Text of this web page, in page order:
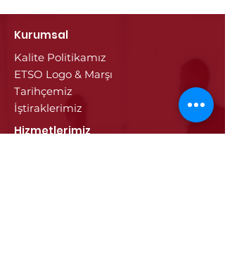
Kurumsal
Kalite Politikamız
ETSO Logo & Marşı
Tarihçemiz
İştiraklerimiz
Hizmetlerimiz